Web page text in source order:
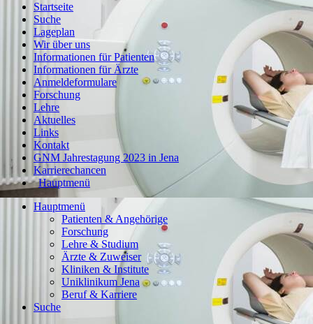
Startseite
Suche
Lageplan
Wir über uns
Informationen für Patienten
Informationen für Ärzte
Anmeldeformulare
Forschung
Lehre
Aktuelles
Links
Kontakt
GNM Jahrestagung 2023 in Jena
Karrierechancen
Hauptmenü
Hauptmenü
Patienten & Angehörige
Forschung
Lehre & Studium
Ärzte & Zuweiser
Kliniken & Institute
Uniklinikum Jena
Beruf & Karriere
Suche